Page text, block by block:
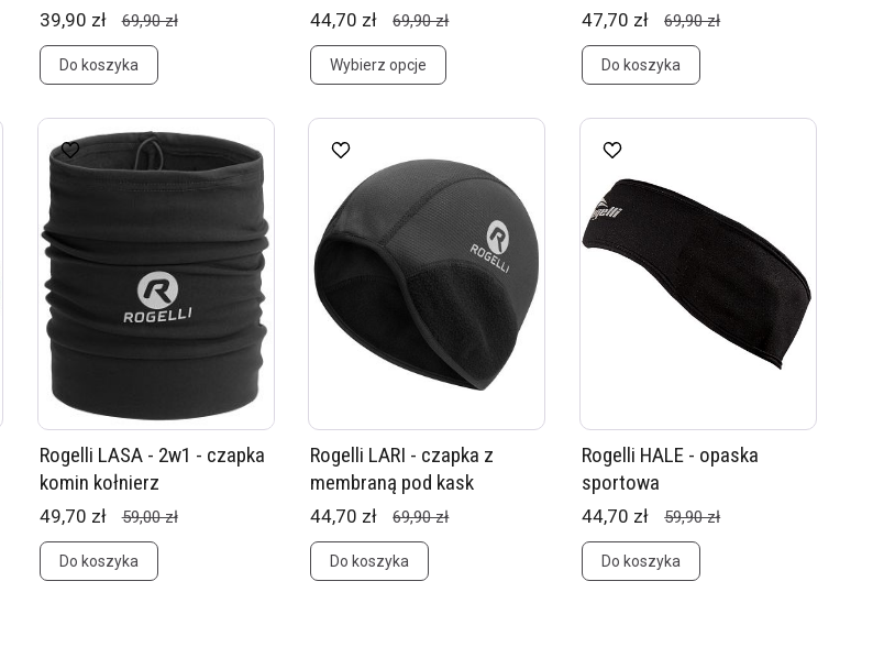
39,90 zł 69,90 zł
Do koszyka
44,70 zł 69,90 zł
Wybierz opcje
47,70 zł 69,90 zł
Do koszyka
Rogelli LASA - 2w1 - czapka
komin kołnierz
49,70 zł 59,00 zł
Do koszyka
Rogelli LARI - czapka z
membraną pod kask
44,70 zł 69,90 zł
Do koszyka
Rogelli HALE - opaska
sportowa
44,70 zł 59,90 zł
Do koszyka